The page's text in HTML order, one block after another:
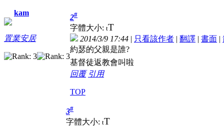
kam
置業安居
2#
字體大小: tT
2014/3/9 17:44 | 只看該作者 | 翻譯 | 書面 |
約瑟的父親是誰?
基督徒返教會叫啦
回覆 引用
TOP
3#
字體大小: tT